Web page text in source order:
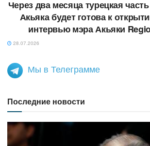
Через два месяца турецкая
Акьяка будет готова к
интервью мэра Акьяки
28.07.2026
Мы в Телеграмме
Последние новости